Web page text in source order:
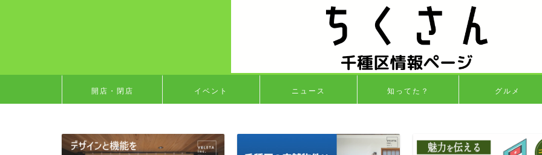
開店・閉店 イベント ニュース 知ってた？ グルメ